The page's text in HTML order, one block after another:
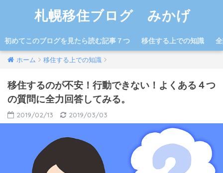
札幌移住ブログ みかげ
初めてこのブログを見たら読む記事７つ 移住する上での知識
ホーム 移住する上での知識
移住するのが不安！行動できない！よくある４つ
の質問に全力回答してみる。
2019/02/13 2019/03/03